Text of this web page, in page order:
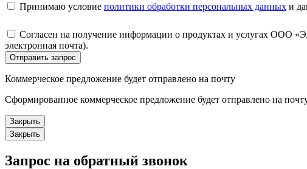
Принимаю условие политики обработки персональных данных и
Согласен на получение информации о продуктах и услугах ООО
электронная почта).
Отправить запрос
Коммерческое предложение будет отправлено на почту
Сформированное коммерческое предложение будет отправлено на
Закрыть
Закрыть
Запрос на обратный звонок